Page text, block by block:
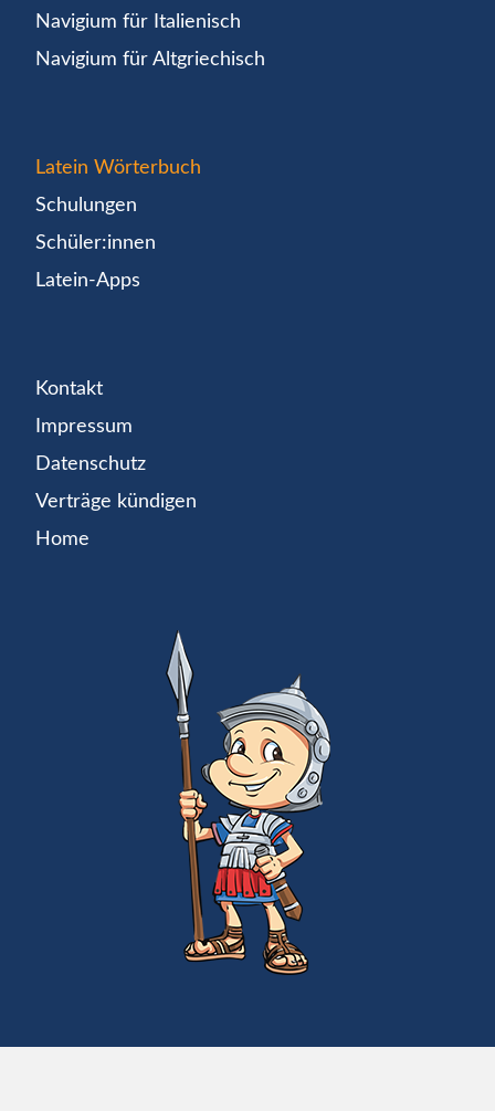
Navigium für Italienisch
Navigium für Altgriechisch
Latein Wörterbuch
Schulungen
Schüler:innen
Latein-Apps
Kontakt
Impressum
Datenschutz
Verträge kündigen
Home